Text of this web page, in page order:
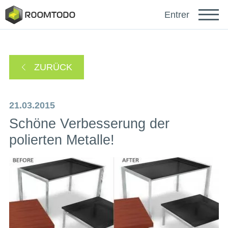
sich anmelden mit
Ein Link zur Passwortwiederherstellung wurde an
Ihre E-Mail-Adresse gesendet.
Entrer
ZURÜCK
21.03.2015
Schöne Verbesserung der
polierten Metalle!